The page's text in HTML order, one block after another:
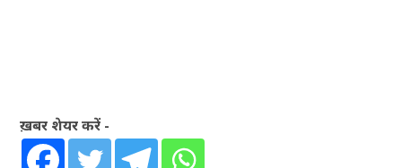
ख़बर शेयर करें -